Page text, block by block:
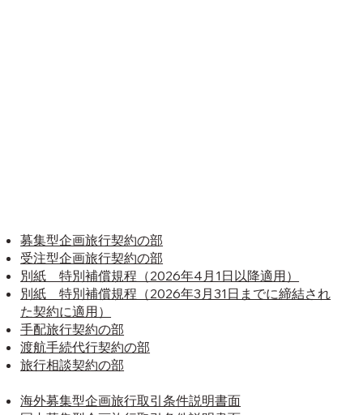
募集型企画旅行契約の部
受注型企画旅行契約の部
別紙 特別補償規程（2026年4月1日以降適用）
別紙 特別補償規程（2026年3月31日までに締結され
た契約に適用）
手配旅行契約の部
渡航手続代行契約の部
旅行相談契約の部
海外募集型企画旅行取引条件説明書面